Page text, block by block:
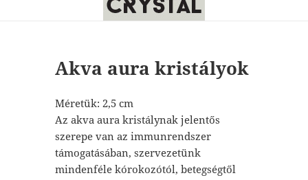
ELÉRHETŐSÉG
FREE
VÁSÁRLÁS / KOSÁR
Akva aura kristályok
Méretük: 2,5 cm
Az akva aura kristálynak jelentős
szerepe van az immunrendszer
támogatásában, szervezetünk
mindenféle kórokozótól, betegségtől